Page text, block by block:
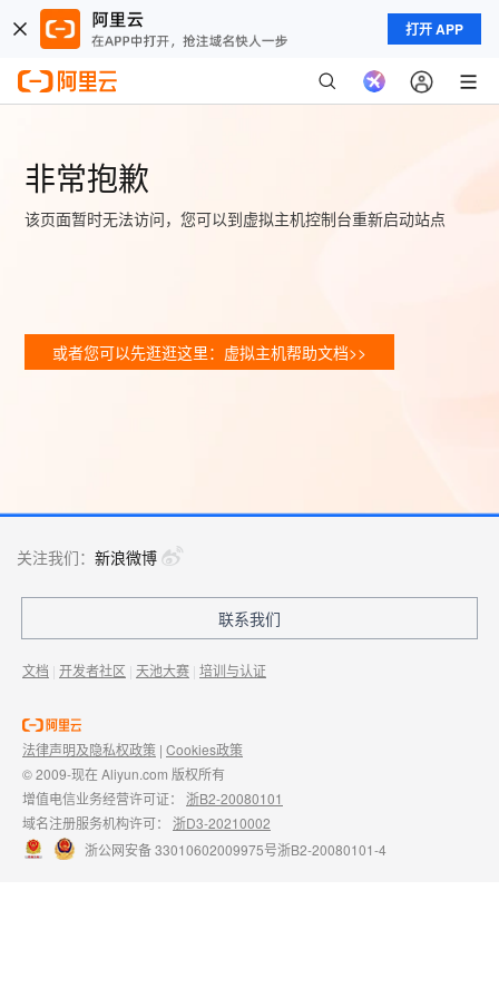
打开 APP
非常抱歉
该页面暂时无法访问，您可以到虚拟主机控制台重新启动站点
或者您可以先逛逛这里：虚拟主机帮助文档>>